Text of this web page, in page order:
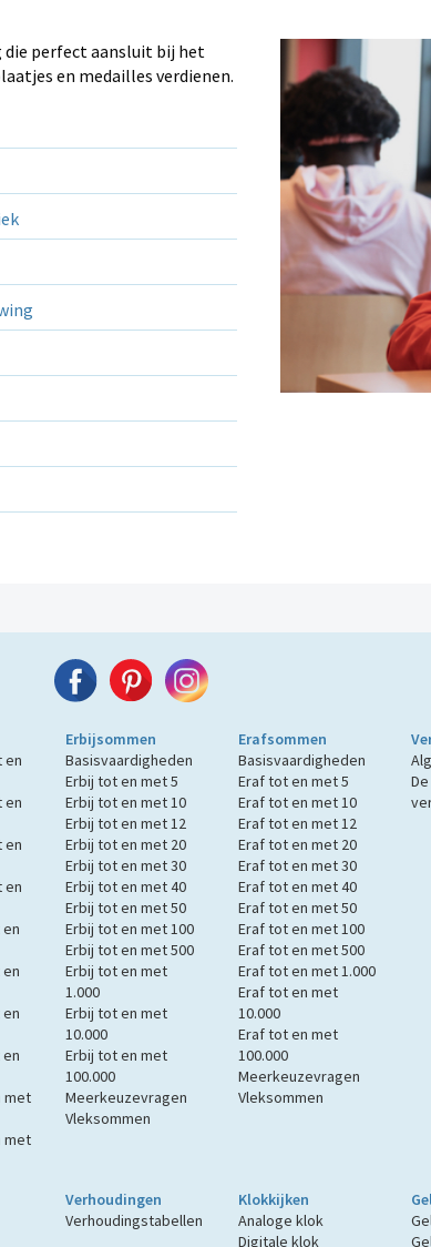
perfect aansluit bij het
en medailles verdienen.
en
en
en
en
met
met
Erbijsommen
Basisvaardigheden
Erbij tot en met 5
Erbij tot en met 10
Erbij tot en met 12
Erbij tot en met 20
Erbij tot en met 30
Erbij tot en met 40
Erbij tot en met 50
Erbij tot en met 100
Erbij tot en met 500
Erbij tot en met
1.000
Erbij tot en met
10.000
Erbij tot en met
100.000
Meerkeuzevragen
Vleksommen
Erafsommen
Basisvaardigheden
Eraf tot en met 5
Eraf tot en met 10
Eraf tot en met 12
Eraf tot en met 20
Eraf tot en met 30
Eraf tot en met 40
Eraf tot en met 50
Eraf tot en met 100
Eraf tot en met 500
Eraf tot en met 1.000
Eraf tot en met
10.000
Eraf tot en met
100.000
Meerkeuzevragen
Vleksommen
Verhoudingen
Verhoudingstabellen
Klokkijken
Analoge klok
Digitale klok